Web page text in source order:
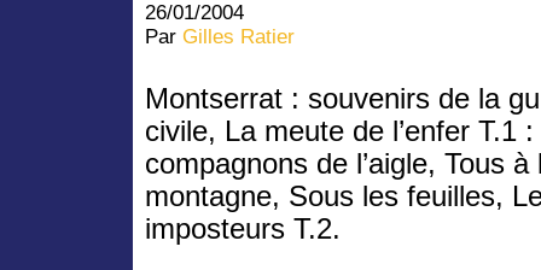
26/01/2004
Par Gilles Ratier
Montserrat : souvenirs de la
civile, La meute de l’enfer T.1
compagnons de l’aigle, Tous à
montagne, Sous les feuilles,
imposteurs T.2.